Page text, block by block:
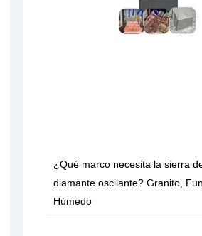
¿Qué marco necesita la sierra
diamante oscilante? Granito,
Húmedo